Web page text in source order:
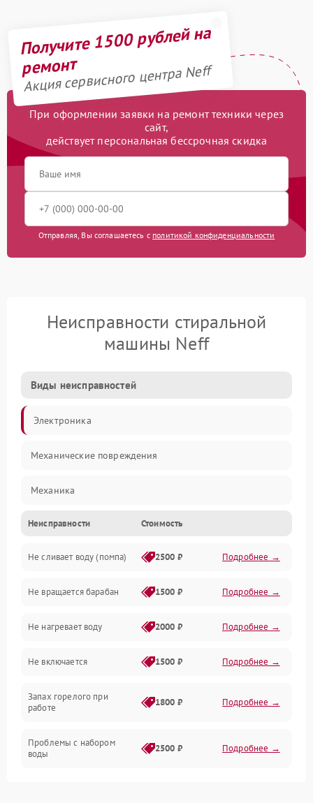
Получите 1500 рублей на
ремонт
Акция сервисного центра Neff
При оформлении заявки на ремонт техники через
сайт,
действует персональная бессрочная скидка
Отправляя, Вы соглашаетесь с политикой конфиденциальности
Неисправности стиральной
машины Neff
Виды неисправностей
Электроника
Механические повреждения
Механика
Электропитание
Водоснабжение
Слив
Программное обеспечение
Неисправности Стоимость
Не сливает воду (помпа) 2500 ₽ Подробнее →
Не вращается барабан 1500 ₽ Подробнее →
Не нагревает воду 2000 ₽ Подробнее →
Не включается 1500 ₽ Подробнее →
Запах горелого при
работе
1800 ₽ Подробнее →
Проблемы с набором
воды
2500 ₽ Подробнее →